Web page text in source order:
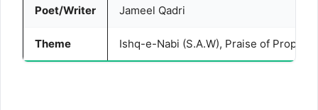
Poet/Writer Jameel Qadri
Theme Ishq-e-Nabi (S.A.W), Praise of Prophet